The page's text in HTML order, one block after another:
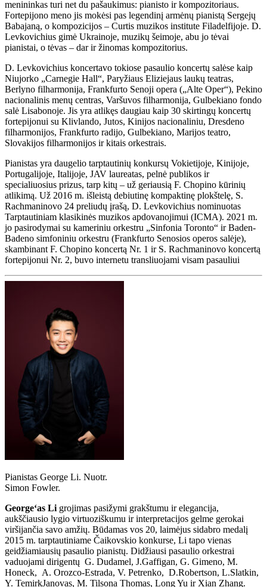
menininkas turi net du pašaukimus: pianisto ir kompozitoriaus.
Fortepijono meno jis mokėsi pas legendinį armėnų pianistą Sergejų
Babajaną, o kompozicijos – Curtis muzikos institute Filadelfijoje. D.
Levkovichius gimė Ukrainoje, muzikų šeimoje, abu jo tėvai
pianistai, o tėvas – dar ir žinomas kompozitorius.
D. Levkovichius koncertavo tokiose pasaulio koncertų salėse kaip
Niujorko „Carnegie Hall“, Paryžiaus Eliziejaus laukų teatras,
Berlyno filharmonija, Frankfurto Senoji opera („Alte Oper“), Pekino
nacionalinis menų centras, Varšuvos filharmonija, Gulbekiano fondo
salė Lisabonoje. Jis yra atlikęs daugiau kaip 30 skirtingų koncertų
fortepijonui su Klivlando, Jutos, Kinijos nacionaliniu, Dresdeno
filharmonijos, Frankfurto radijo, Gulbekiano, Marijos teatro,
Slovakijos filharmonijos ir kitais orkestrais.
Pianistas yra daugelio tarptautinių konkursų Vokietijoje, Kinijoje,
Portugalijoje, Italijoje, JAV laureatas, pelnė publikos ir
specialiuosius prizus, tarp kitų – už geriausią F. Chopino kūrinių
atlikimą. Už 2016 m. išleistą debiutinę kompaktinę plokštelę, S.
Rachmaninovo 24 preliudų įrašą, D. Levkovichius nominuotas
Tarptautiniam klasikinės muzikos apdovanojimui (ICMA). 2021 m.
jo pasirodymai su kameriniu orkestru „Sinfonia Toronto“ ir Baden-
Badeno simfoniniu orkestru (Frankfurto Senosios operos salėje),
skambinant F. Chopino koncertą Nr. 1 ir S. Rachmaninovo koncertą
fortepijonui Nr. 2, buvo internetu transliuojami visam pasauliui
Pianistas George Li. Nuotr.
Simon Fowler.
George‘as Li grojimas pasižymi grakštumu ir elegancija,
aukščiausio lygio virtuoziškumu ir interpretacijos gelme gerokai
viršijančia savo amžių. Būdamas vos 20, laimėjus sidabro medalį
2015 m. tarptautiniame Čaikovskio konkurse, Li tapo vienas
geidžiamiausių pasaulio pianistų. Didžiausi pasaulio orkestrai
vaduojami dirigentų G. Dudamel, J.Gaffigan, G. Gimeno, M.
Honeck, A. Orozco-Estrada, V. Petrenko, D.Robertson, L.Slatkin,
Y. TemirkJanovas, M. Tilsona Thomas, Long Yu ir Xian Zhang.